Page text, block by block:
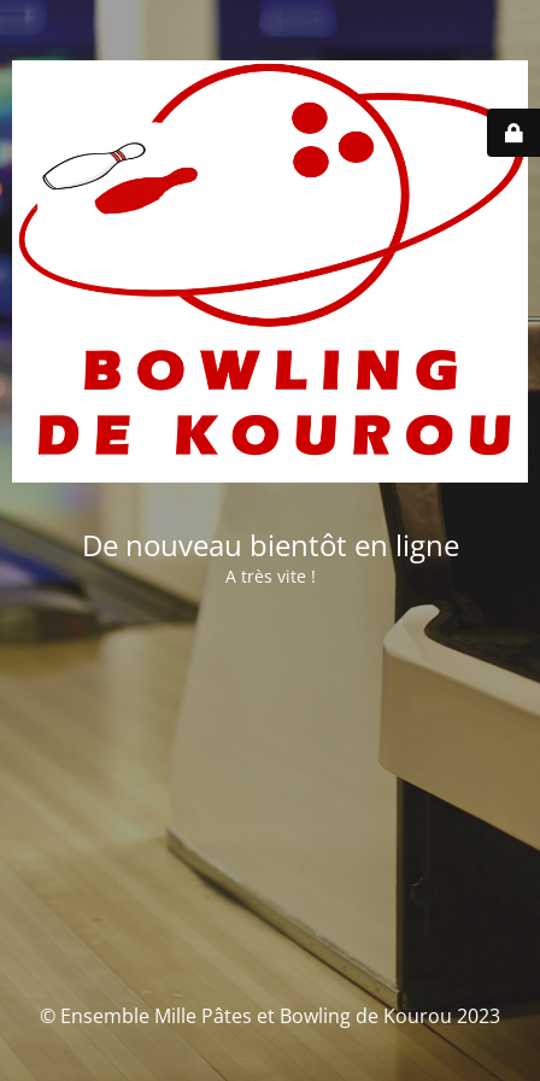
De nouveau bientôt en ligne
A très vite !
© Ensemble Mille Pâtes et Bowling de Kourou 2023